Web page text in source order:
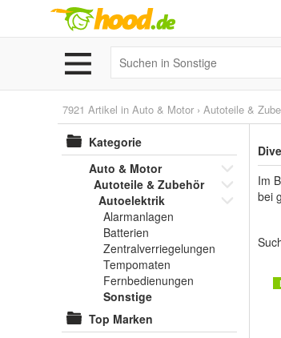
7921 Artikel in Auto & Motor › Autoteile &
Kategorie
Auto & Motor
Autoteile & Zubehör
Autoelektrik
Alarmanlagen
Batterien
Zentralverriegelungen
Tempomaten
Fernbedienungen
Sonstige
Top Marken
Im
bei